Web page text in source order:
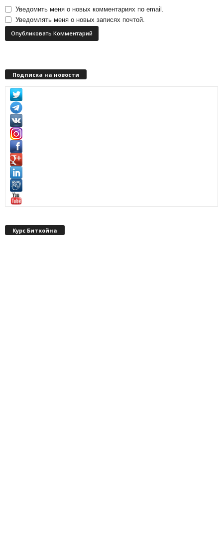
Уведомить меня о новых комментариях по email.
Уведомлять меня о новых записях почтой.
Подписка на новости
Курс Биткойна